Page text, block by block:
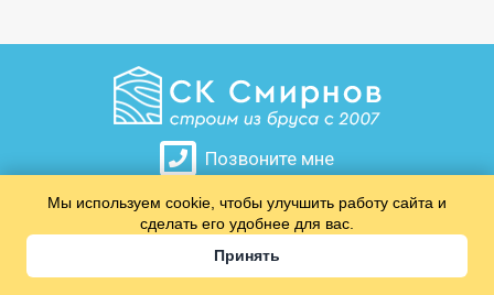
Позвоните мне
​​​​​​​
Мы используем cookie, чтобы улучшить работу сайта и
сделать его удобнее для вас.
Принять